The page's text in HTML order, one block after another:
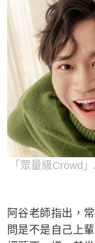
「眾量級Crowd
阿谷老師指出，
問是不是自己上